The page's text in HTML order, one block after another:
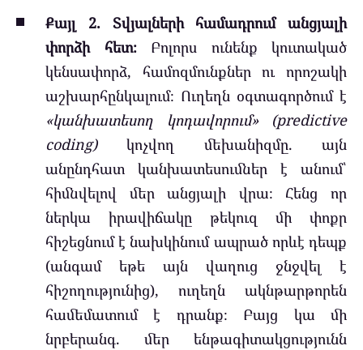
Քայլ 2. Տվյալների համադրում անցյալի
փորձի հետ։Բոլորս ունենք կուտակած
կենսափորձ, համոզմունքներ ու որոշակի
աշխարհընկալում։ Ուղեղն օգտագործում է
«կանխատեսող կոդավորում» (predictive
coding)կոչվող մեխանիզմը. այն
անընդհատ կանխատեսումներ է անում՝
հիմնվելով մեր անցյալի վրա։ Հենց որ
ներկա իրավիճակը թեկուզ մի փոքր
հիշեցնում է նախկինում ապրած որևէ դեպք
(անգամ եթե այն վաղուց ջնջվել է
հիշողությունից), ուղեղն ակնթարթորեն
համեմատում է դրանք։ Բայց կա մի
նրբերանգ. մեր ենթագիտակցությունն